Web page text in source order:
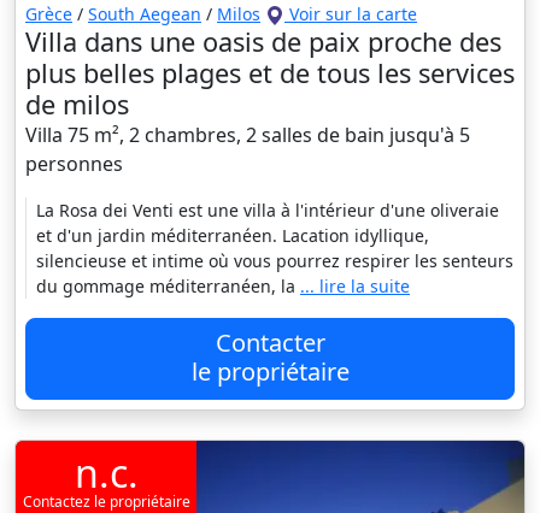
Grèce / South Aegean / Milos Voir sur la carte
Villa dans une oasis de paix proche des
plus belles plages et de tous les services
de milos
Villa 75 m², 2 chambres, 2 salles de bain jusqu'à 5
personnes
La Rosa dei Venti est une villa à l'intérieur d'une oliveraie
et d'un jardin méditerranéen. Lacation idyllique,
silencieuse et intime où vous pourrez respirer les senteurs
du gommage méditerranéen, la ... lire la suite
Contacter
le propriétaire
n.c.
Contactez le propriétaire